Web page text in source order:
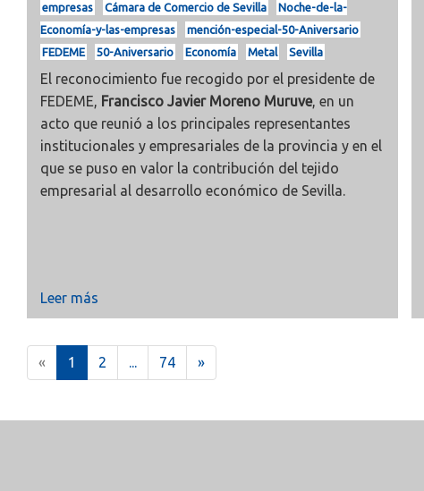
empresas Cámara de Comercio de Sevilla
Noche-de-la-
Economía-y-las-empresas
mención-especial-50-Aniversario
FEDEME
50-Aniversario Economía Metal Sevilla
El reconocimiento fue recogido por el presidente de
FEDEME, Francisco Javier Moreno Muruve, en un
acto que reunió a los principales representantes
institucionales y empresariales de la provincia y en el
que se puso en valor la contribución del tejido
empresarial al desarrollo económico de Sevilla.
Leer más
« 1
c
2 ... 74 »